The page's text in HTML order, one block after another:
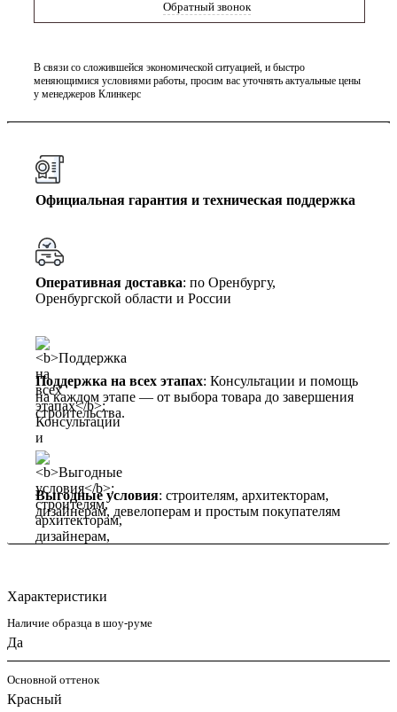
Обратный звонок
В связи со сложившейся экономической ситуацией, и быстро
меняющимися условиями работы, просим вас уточнять актуальные цены
у менеджеров Клинкерс
Официальная гарантия и техническая поддержка
Оперативная доставка: по Оренбургу,
Оренбургской области и России
Поддержка на всех этапах: Консультации и помощь
на каждом этапе — от выбора товара до завершения
строительства.
Выгодные условия: строителям, архитекторам,
дизайнерам, девелоперам и простым покупателям
Характеристики
Наличие образца в шоу-руме
Да
Основной оттенок
Красный